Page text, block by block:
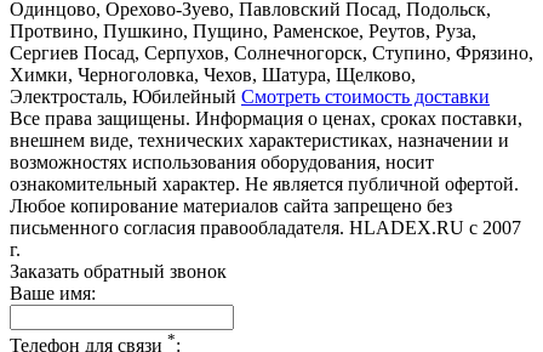
Одинцово, Орехово-Зуево, Павловский Посад, Подольск,
Протвино, Пушкино, Пущино, Раменское, Реутов, Руза,
Сергиев Посад, Серпухов, Солнечногорск, Ступино, Фрязино,
Химки, Черноголовка, Чехов, Шатура, Щелково,
Электросталь, Юбилейный Смотреть стоимость доставки
Все права защищены. Информация о ценах, сроках поставки,
внешнем виде, технических характеристиках, назначении и
возможностях использования оборудования, носит
ознакомительный характер. Не является публичной офертой.
Любое копирование материалов сайта запрещено без
письменного согласия правообладателя. HLADEX.RU c 2007
г.
Заказать обратный звонок
Ваше имя:
Телефон для связи *: